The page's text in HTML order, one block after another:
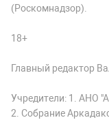
(Роскомнадзор).
18+
Главный редактор
Учредители: 1. АНО
2. Собрание